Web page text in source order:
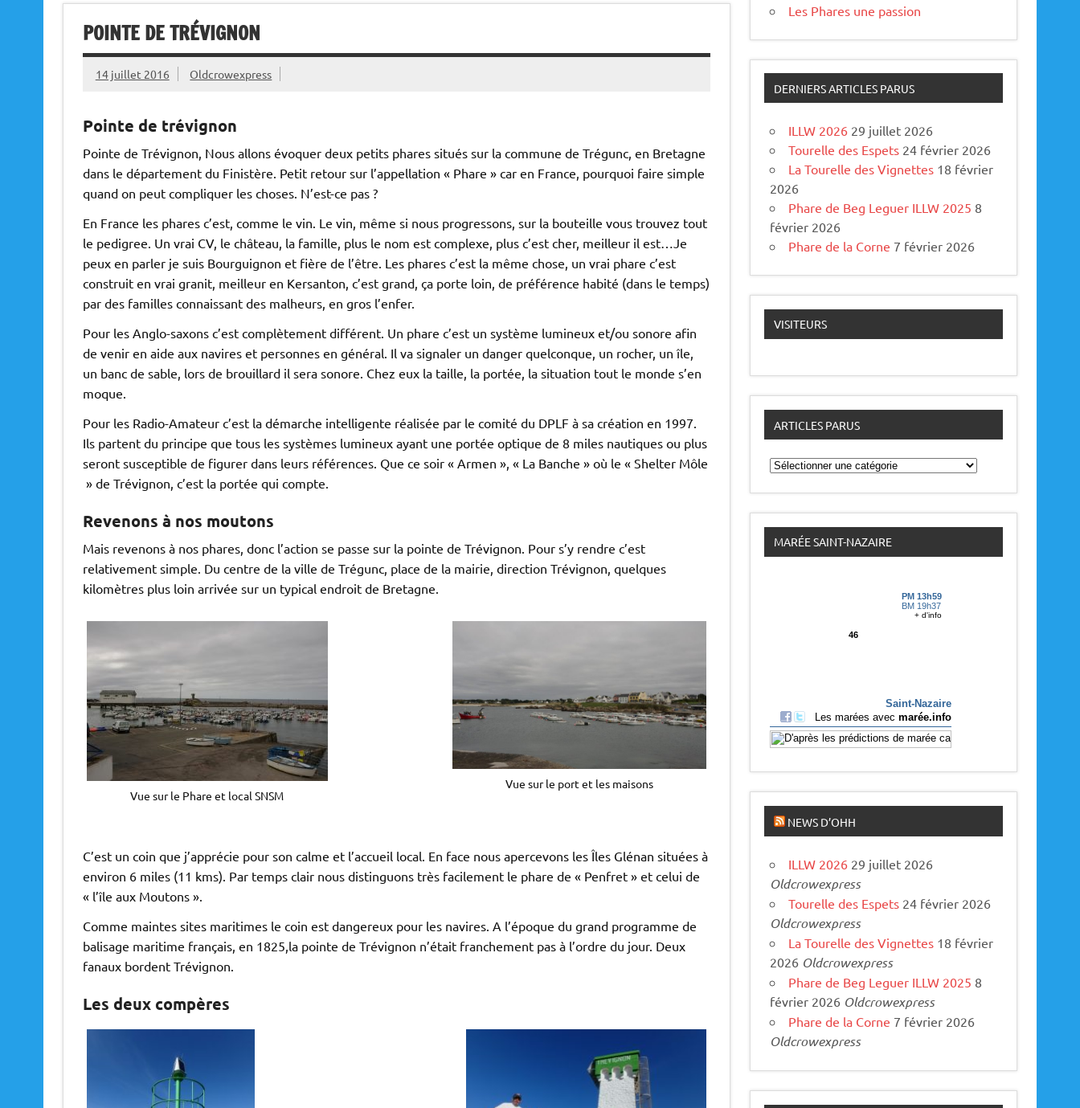
POINTE DE TRÉVIGNON
14 juillet 2016 Oldcrowexpress
Pointe de trévignon
Pointe de Trévignon, Nous allons évoquer deux petits phares situés sur la commune de Trégunc, en Bretagne
dans le département du Finistère. Petit retour sur l’appellation « Phare » car en France, pourquoi faire simple
quand on peut compliquer les choses. N’est-ce pas ?
En France les phares c’est, comme le vin. Le vin, même si nous progressons, sur la bouteille vous trouvez tout
le pedigree. Un vrai CV, le château, la famille, plus le nom est complexe, plus c’est cher, meilleur il est…Je
peux en parler je suis Bourguignon et fière de l’être. Les phares c’est la même chose, un vrai phare c’est
construit en vrai granit, meilleur en Kersanton, c’est grand, ça porte loin, de préférence habité (dans le temps)
par des familles connaissant des malheurs, en gros l’enfer.
Pour les Anglo-saxons c’est complètement différent. Un phare c’est un système lumineux et/ou sonore afin
de venir en aide aux navires et personnes en général. Il va signaler un danger quelconque, un rocher, un île,
un banc de sable, lors de brouillard il sera sonore. Chez eux la taille, la portée, la situation tout le monde s’en
moque.
Pour les Radio-Amateur c’est la démarche intelligente réalisée par le comité du DPLF à sa création en 1997.
Ils partent du principe que tous les systèmes lumineux ayant une portée optique de 8 miles nautiques ou plus
seront susceptible de figurer dans leurs références. Que ce soir « Armen », « La Banche » où le « Shelter Môle
» de Trévignon, c’est la portée qui compte.
Revenons à nos moutons
Mais revenons à nos phares, donc l’action se passe sur la pointe de Trévignon. Pour s’y rendre c’est
relativement simple. Du centre de la ville de Trégunc, place de la mairie, direction Trévignon, quelques
kilomètres plus loin arrivée sur un typical endroit de Bretagne.
Vue sur le Phare et local SNSM
Vue sur le port et les maisons
C’est un coin que j’apprécie pour son calme et l’accueil local. En face nous apercevons les Îles Glénan situées à
environ 6 miles (11 kms). Par temps clair nous distinguons très facilement le phare de « Penfret » et celui de
« l’île aux Moutons ».
Comme maintes sites maritimes le coin est dangereux pour les navires. A l’époque du grand programme de
balisage maritime français, en 1825,la pointe de Trévignon n’était franchement pas à l’ordre du jour. Deux
fanaux bordent Trévignon.
Les deux compères
Les Phares une passion
DERNIERS ARTICLES PARUS
ILLW 2026 29 juillet 2026
Tourelle des Espets 24 février 2026
La Tourelle des Vignettes 18 février
2026
Phare de Beg Leguer ILLW 2025 8
février 2026
Phare de la Corne 7 février 2026
VISITEURS
ARTICLES PARUS
A
r
t
c
l
e
s
MARÉE SAINT-NAZAIRE
NEWS D’OHH
ILLW 2026 29 juillet 2026
Oldcrowexpress
Tourelle des Espets 24 février 2026
Oldcrowexpress
La Tourelle des Vignettes 18 février
2026 Oldcrowexpress
Phare de Beg Leguer ILLW 2025 8
février 2026 Oldcrowexpress
Phare de la Corne 7 février 2026
Oldcrowexpress